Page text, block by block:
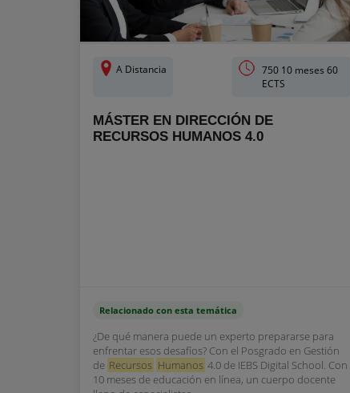
A Distancia
750 10 meses 60
ECTS
MÁSTER EN DIRECCIÓN DE
RECURSOS HUMANOS 4.0
Relacionado con esta temática
¿De qué manera puede un experto prepararse para
enfrentar esos desafíos? Con el Posgrado en Gestión
de Recursos Humanos 4.0 de IEBS Digital School. Con
10 meses de educación en línea, un cuerpo docente